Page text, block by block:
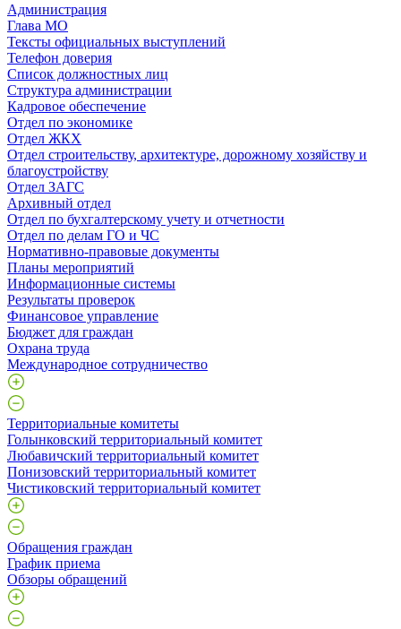
Администрация
Глава МО
Тексты официальных выступлений
Телефон доверия
Список должностных лиц
Структура администрации
Кадровое обеспечение
Отдел по экономике
Отдел ЖКХ
Отдел строительству, архитектуре, дорожному хозяйству и
благоустройству
Отдел ЗАГС
Архивный отдел
Отдел по бухгалтерскому учету и отчетности
Отдел по делам ГО и ЧС
Нормативно-правовые документы
Планы мероприятий
Информационные системы
Результаты проверок
Финансовое управление
Бюджет для граждан
Охрана труда
Международное сотрудничество
Территориальные комитеты
Голынковский территориальный комитет
Любавичский территориальный комитет
Понизовский территориальный комитет
Чистиковский территориальный комитет
Обращения граждан
График приема
Обзоры обращений